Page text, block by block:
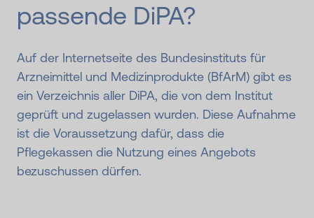
passende DiPA?
Auf der Internetseite des Bundesinstituts für
Arzneimittel und Medizinprodukte (BfArM) gibt es
ein Verzeichnis aller DiPA, die von dem Institut
geprüft und zugelassen wurden. Diese Aufnahme
ist die Voraussetzung dafür, dass die
Pflegekassen die Nutzung eines Angebots
bezuschussen dürfen.